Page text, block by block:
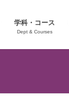
学科・コース
Dept & Courses